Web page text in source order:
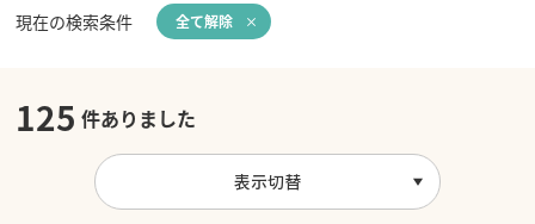
現在の検索条件 全て解除
125 件ありました
表示切替